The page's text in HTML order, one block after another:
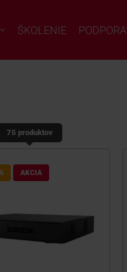
ŠKOLENIE PODPORA
75 produktov
AKCIA